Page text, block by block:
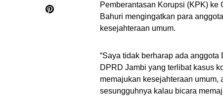
Pemberantasan Korupsi (KPK)
Bahuri mengingatkan para
kesejahteraan umum.
“Saya tidak berharap ada
DPRD Jambi yang terlibat kasus
memajukan kesejahteraan
sesungguhnya kalau bicara